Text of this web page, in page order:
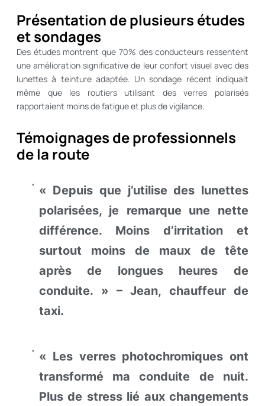
Présentation de plusieurs études
et sondages
Des études montrent que 70% des conducteurs ressentent
une amélioration significative de leur confort visuel avec des
lunettes à teinture adaptée. Un sondage récent indiquait
même que les routiers utilisant des verres polarisés
rapportaient moins de fatigue et plus de vigilance.
Témoignages de professionnels
de la route
« Depuis que j’utilise des lunettes
polarisées, je remarque une nette
différence. Moins d’irritation et
surtout moins de maux de tête
après de longues heures de
conduite. » – Jean, chauffeur de
taxi.
« Les verres photochromiques ont
transformé ma conduite de nuit.
Plus de stress lié aux changements